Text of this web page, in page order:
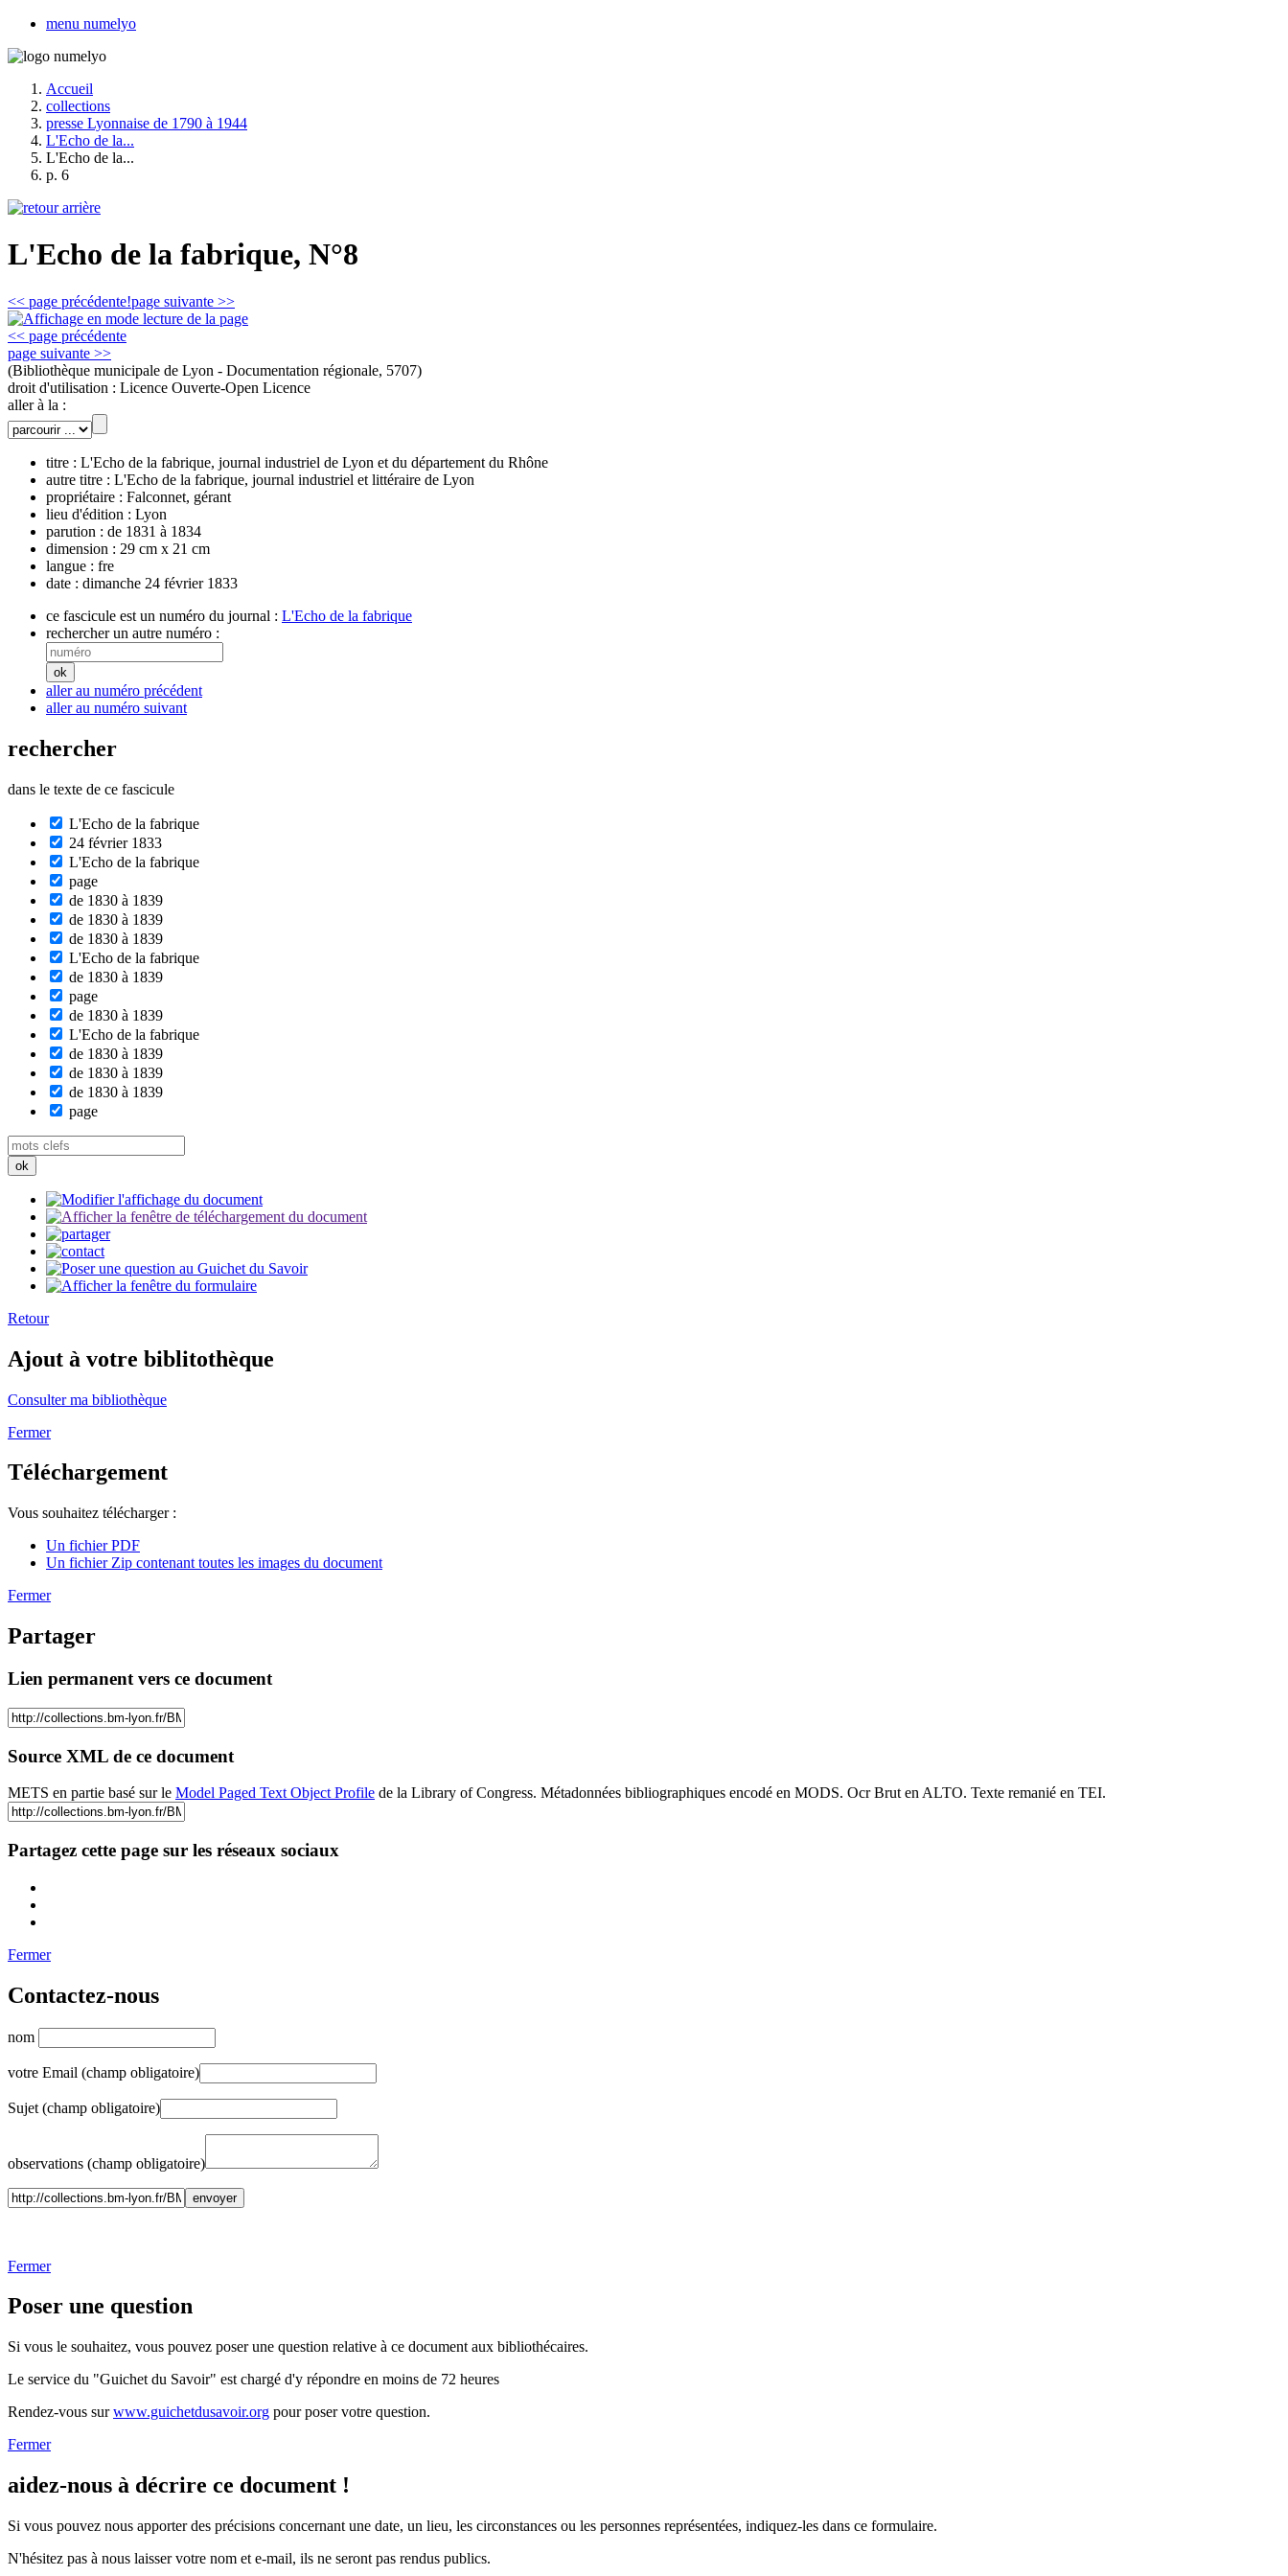
menu numelyo
Accueil
collections
presse Lyonnaise de 1790 à 1944
L'Echo de la...
L'Echo de la...
p. 6
L'Echo de la fabrique, N°8
<< page précédente!page suivante >>
<< page précédente
page suivante >>
(Bibliothèque municipale de Lyon - Documentation régionale, 5707)
droit d'utilisation : Licence Ouverte-Open Licence
aller à la :
titre : L'Echo de la fabrique, journal industriel de Lyon et du département du Rhône
autre titre : L'Echo de la fabrique, journal industriel et littéraire de Lyon
propriétaire : Falconnet, gérant
lieu d'édition : Lyon
parution : de 1831 à 1834
dimension : 29 cm x 21 cm
langue : fre
date : dimanche 24 février 1833
ce fascicule est un numéro du journal : L'Echo de la fabrique
rechercher un autre numéro :
aller au numéro précédent
aller au numéro suivant
rechercher
dans le texte de ce fascicule
L'Echo de la fabrique
24 février 1833
L'Echo de la fabrique
page
de 1830 à 1839
de 1830 à 1839
de 1830 à 1839
L'Echo de la fabrique
de 1830 à 1839
page
de 1830 à 1839
L'Echo de la fabrique
de 1830 à 1839
de 1830 à 1839
de 1830 à 1839
page
Retour
Ajout à votre biblitothèque
Consulter ma bibliothèque
Fermer
Téléchargement
Vous souhaitez télécharger :
Un fichier PDF
Un fichier Zip contenant toutes les images du document
Fermer
Partager
Lien permanent vers ce document
Source XML de ce document
METS en partie basé sur le Model Paged Text Object Profile de la Library of Congress. Métadonnées bibliographiques encodé en MODS. Ocr Brut en ALTO. Texte remanié en TEI.
Partagez cette page sur les réseaux sociaux
Fermer
Contactez-nous
nom
votre Email (champ obligatoire)
Sujet (champ obligatoire)
observations (champ obligatoire)
Fermer
Poser une question
Si vous le souhaitez, vous pouvez poser une question relative à ce document aux bibliothécaires.
Le service du "Guichet du Savoir" est chargé d'y répondre en moins de 72 heures
Rendez-vous surwww.guichetdusavoir.org pour poser votre question.
Fermer
aidez-nous à décrire ce document !
Si vous pouvez nous apporter des précisions concernant une date, un lieu, les circonstances ou les personnes représentées, indiquez-les dans ce formulaire.
N'hésitez pas à nous laisser votre nom et e-mail, ils ne seront pas rendus publics.